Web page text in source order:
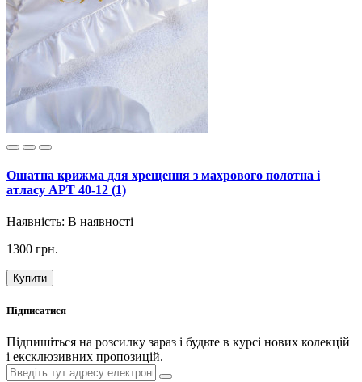
Ошатна крижма для хрещення з махрового полотна і
атласу АРТ 40-12 (1)
Наявність: В наявності
1300 грн.
Купити
Підписатися
Підпишіться на розсилку зараз і будьте в курсі нових колекцій
і ексклюзивних пропозицій.